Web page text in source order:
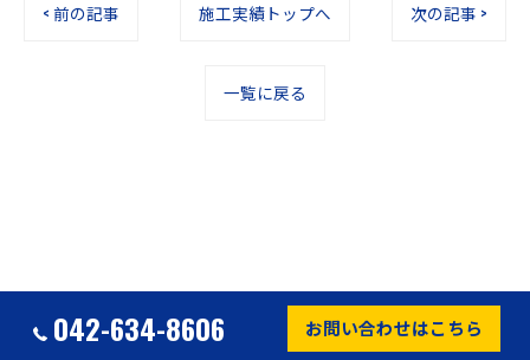
< 前の記事 施工実績トップへ 次の記事 >
一覧に戻る
042-634-8606 お問い合わせはこちら